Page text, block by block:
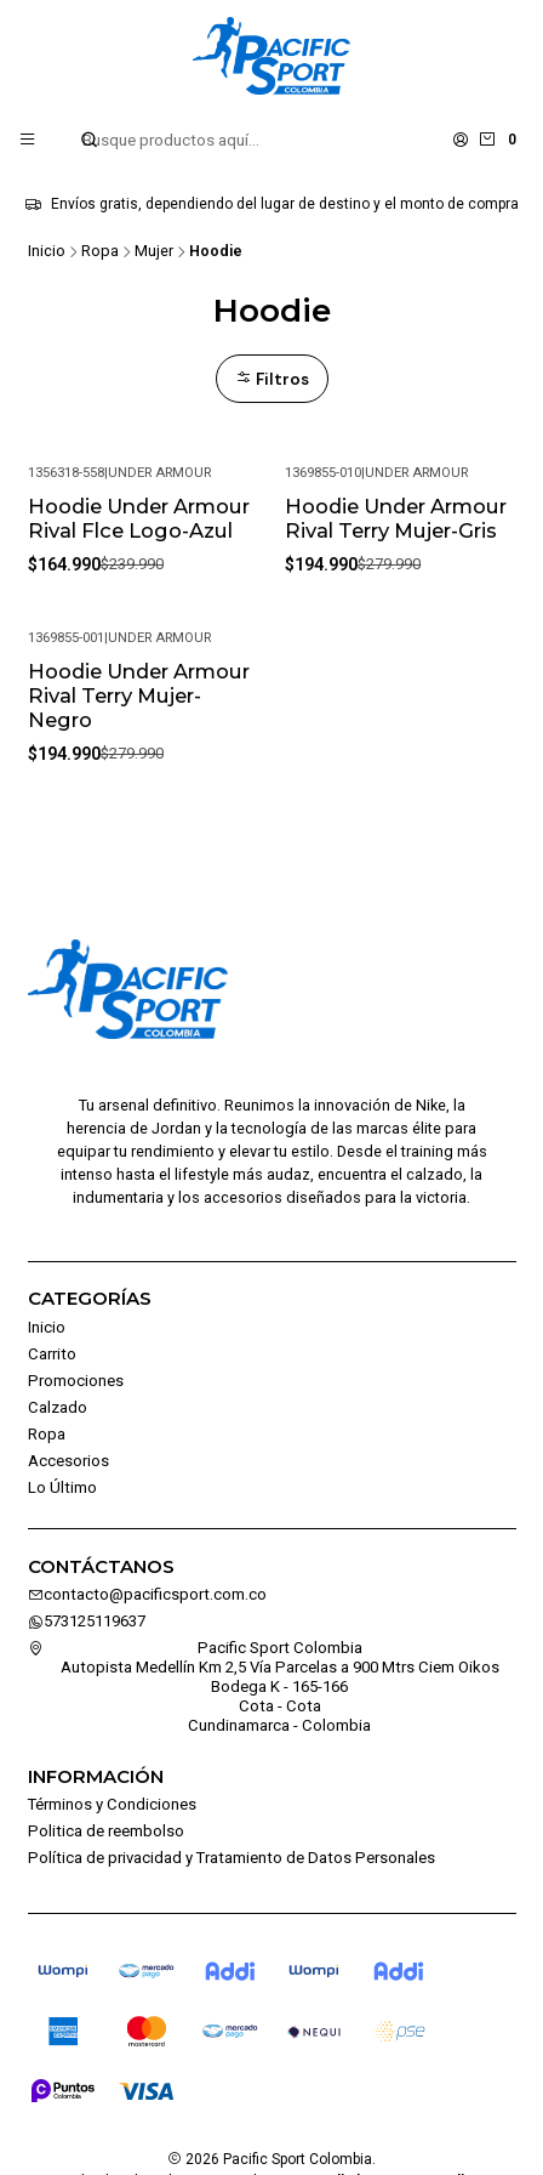
0
Envíos gratis, dependiendo del lugar de destino y el monto de compra
Inicio Ropa Mujer Hoodie
Hoodie
Filtros
-31%
1356318-558| UNDER ARMOUR
Hoodie Under Armour
Rival Flce Logo-Azul
$164.990$239.990
-30%
1369855-010 UNDER ARMOUR
Hoodie Under Armour
Rival Terry Mujer-Gris
$194.990$279.990
-30%
1369855-001 UNDER ARMOUR
Hoodie Under Armour
Rival Terry Mujer-
Negro
$194.990$279.990
Tu arsenal definitivo. Reunimos la innovación de Nike, la
herencia de Jordan y la tecnología de las marcas élite para
equipar tu rendimiento y elevar tu estilo. Desde el training más
intenso hasta el lifestyle más audaz, encuentra el calzado, la
indumentaria y los accesorios diseñados para la victoria.
CATEGORÍAS
Inicio
Carrito
Promociones
Calzado
Ropa
Accesorios
Lo Último
CONTÁCTANOS
contacto@pacificsport.com.co
573125119637
Pacific Sport Colombia
Autopista Medellín Km 2,5 Vía Parcelas a 900 Mtrs Ciem Oikos
Bodega K - 165-166
Cota - Cota
Cundinamarca - Colombia
INFORMACIÓN
Términos y Condiciones
Politica de reembolso
Política de privacidad y Tratamiento de Datos Personales
2026 Pacific Sport Colombia.